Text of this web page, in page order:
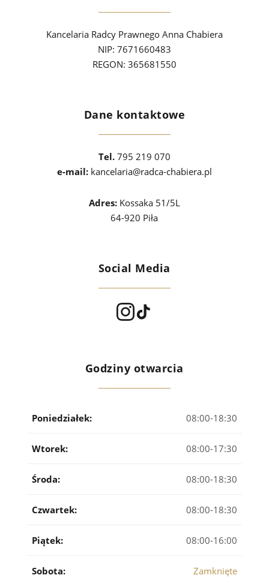
Kancelaria Radcy Prawnego Anna Chabiera
NIP: 7671660483
REGON: 365681550
Dane kontaktowe
Tel. 795 219 070
e-mail: kancelaria@radca-chabiera.pl
Adres:Kossaka 51/5L
64-920 Piła
Social Media
Godziny otwarcia
Poniedziałek: 08:00-18:30
Wtorek: 08:00-17:30
Środa: 08:00-18:30
Czwartek: 08:00-18:30
Piątek: 08:00-16:00
Sobota: Zamknięte